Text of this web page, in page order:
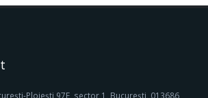
Ploiești 97E, sector 1, București, 013686